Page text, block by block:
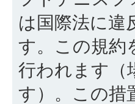
は国際法に違
す。この規約
行われます（
す）。この措